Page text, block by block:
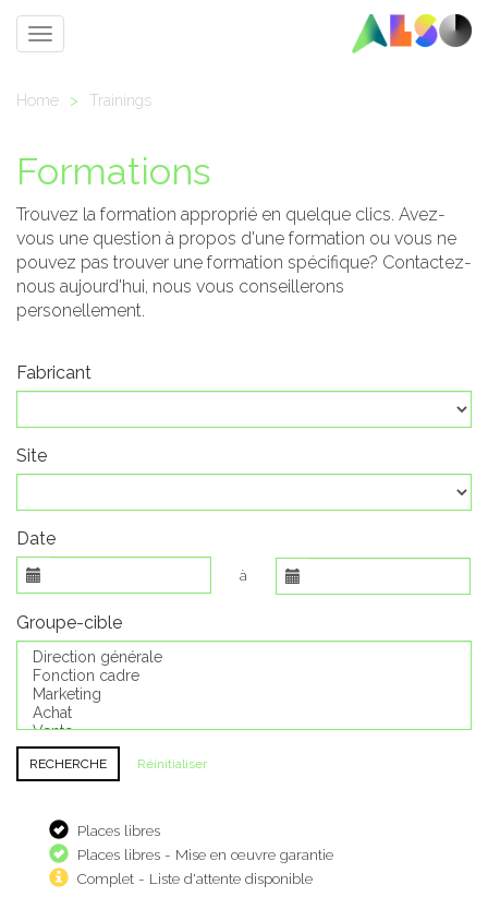
Toggle
Home > Trainings
Formations
Trouvez la formation approprié en quelque clics. Avez-
vous une question à propos d'une formation ou vous ne
pouvez pas trouver une formation spécifique? Contactez-
nous aujourd'hui, nous vous conseillerons
personellement.
Fabricant
Site
Date
à
Groupe-cible
Réinitialiser
Places libres
Places libres - Mise en œuvre garantie
Complet - Liste d'attente disponible